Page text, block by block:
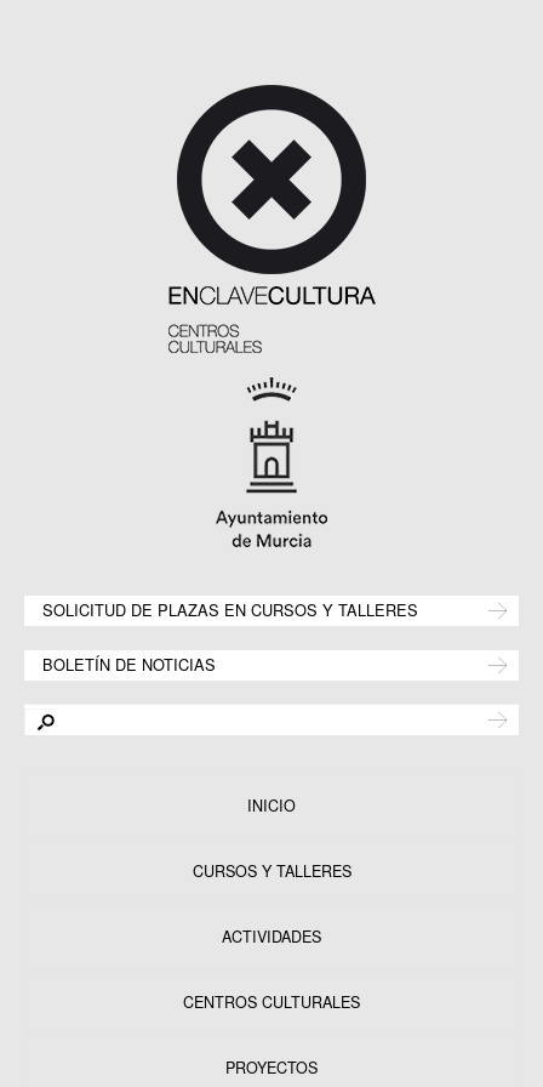
SOLICITUD DE PLAZAS EN CURSOS Y TALLERES
BOLETÍN DE NOTICIAS
INICIO
CURSOS Y TALLERES
ACTIVIDADES
CENTROS CULTURALES
PROYECTOS